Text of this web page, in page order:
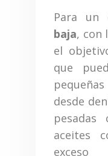
Para un
baja, con
el
que
desde
aceites